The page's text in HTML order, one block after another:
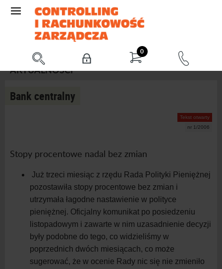
0
AKTUALNOŚCI
Bank centralny
Tekst otwarty
nr 1/2006
Stopy procentowe nadal bez zmian
Już trzeci miesiąc z rzędu Rada Polityki Pieniężnej
pozostawiła stopy procentowe bez zmian i
utrzymała łagodne nastawienie w polityce
pieniężnej. Oficjalny komunikat po posiedzeniu
listopadowym i zawarte w nim uzasadnienie decyzji
były podobne do tego, co widzieliśmy w
poprzednich dwóch miesiącach, co może
sugerować, że w ocenie Rady nic się nie zmieniło